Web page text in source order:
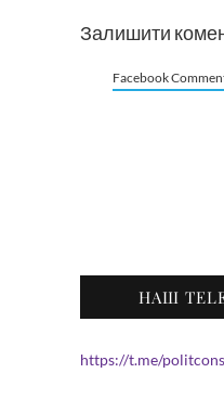
Залишити
Facebook
НАШ
https://t.me/